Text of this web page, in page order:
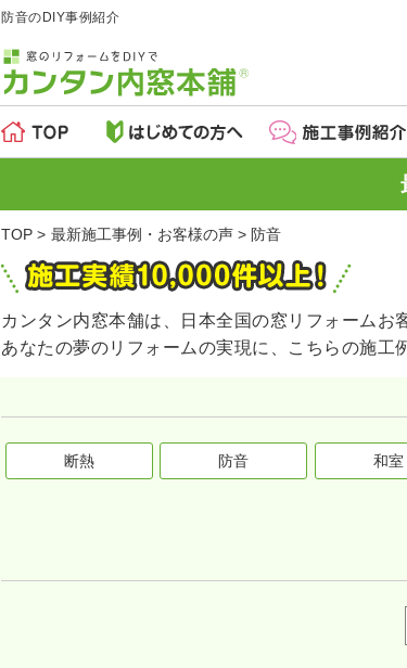
防音のDIY事例紹介
TOP 最新施工事例・お客様の声 防音
カンタン内窓本舗は、日本全国の窓リフォームお
あなたの夢のリフォームの実現に、こちらの施工
断熱 防音 和室